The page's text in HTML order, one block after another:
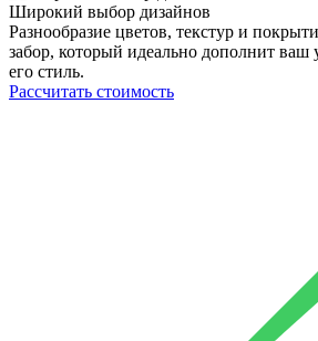
Широкий выбор дизайнов
Разнообразие цветов, текстур и
забор, который идеально дополнит ваш
его стиль.
Рассчитать стоимость